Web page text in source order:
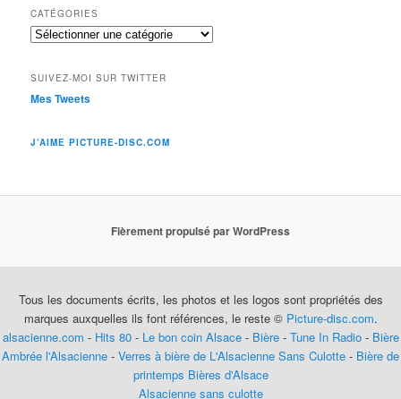
CATÉGORIES
Catégories
SUIVEZ-MOI SUR TWITTER
Mes Tweets
J’AIME PICTURE-DISC.COM
Fièrement propulsé par WordPress
Tous les documents écrits, les photos et les logos sont propriétés des
marques auxquelles ils font références, le reste © Picture-disc.com.
alsacienne.com - Hits 80- Le bon coin Alsace- Bière- Tune In Radio - Bière
Ambrée l'Alsacienne - Verres à bière de L'Alsacienne Sans Culotte - Bière de
printemps Bières d'Alsace
Alsacienne sans culotte